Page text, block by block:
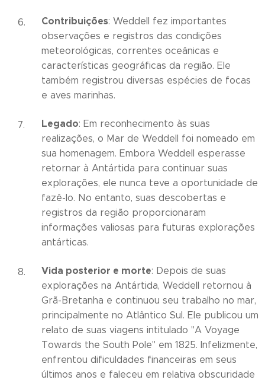
Contribuições: Weddell fez importantes
observações e registros das condições
meteorológicas, correntes oceânicas e
características geográficas da região. Ele
também registrou diversas espécies de focas
e aves marinhas.
Legado: Em reconhecimento às suas
realizações, o Mar de Weddell foi nomeado em
sua homenagem. Embora Weddell esperasse
retornar à Antártida para continuar suas
explorações, ele nunca teve a oportunidade de
fazê-lo. No entanto, suas descobertas e
registros da região proporcionaram
informações valiosas para futuras explorações
antárticas.
Vida posterior e morte: Depois de suas
explorações na Antártida, Weddell retornou à
Grã-Bretanha e continuou seu trabalho no mar,
principalmente no Atlântico Sul. Ele publicou um
relato de suas viagens intitulado "A Voyage
Towards the South Pole" em 1825. Infelizmente,
enfrentou dificuldades financeiras em seus
últimos anos e faleceu em relativa obscuridade